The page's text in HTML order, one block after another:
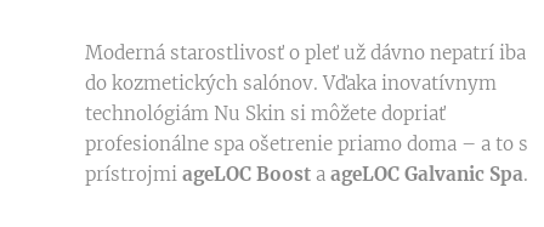
Moderná starostlivosť o pleť už dávno nepatrí iba
do kozmetických salónov. Vďaka inovatívnym
technológiám Nu Skin si môžete dopriať
profesionálne spa ošetrenie priamo doma – a to s
prístrojmi ageLOC Boost a ageLOC Galvanic Spa.